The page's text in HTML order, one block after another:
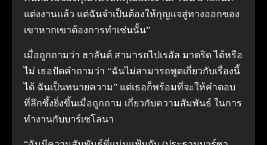
แต่งงานแล้ว แต่ฉันจำเป็นต้องให้กุญแจสู่ทางออกของ
เขาหากเขาต้องการทำเช่นนั้น”
เมื่อถูกถามว่า ฮาลันด์ สามารถไปเรอัล มาดริด ได้หรือ
ไม่ เธอปัดคำถามว่า “ฉันไม่สามารถพูดเกี่ยวกับเรื่องนี้
ได้ ฉันเป็นทนายความ” แต่เธอก็พร้อมที่จะให้คำตอบ
ที่ลึกซึ้งยิ่งขึ้นเมื่อถูกถาม เกี่ยวกับความสัมพันธ์ ในการ
ทำงานกับบาร์เซโลนา